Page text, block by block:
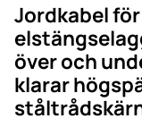
Jordkabel
över och
klarar